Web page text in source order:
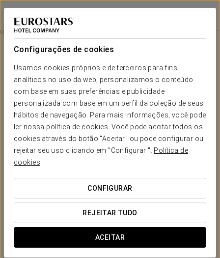
Configurações de cookies
Usamos cookies próprios e de terceiros para fins
analíticos no uso da web, personalizamos o conteúdo
com base em suas preferências e publicidade
personalizada com base em um perfil da coleção de seus
hábitos de navegação. Para mais informações, você pode
ler nossa política de cookies. Você pode aceitar todos os
cookies através do botão "Aceitar" ou pode configurar ou
rejeitar seu uso clicando em "Configurar ". Política de
cookies
CONFIGURAR
REJEITAR TUDO
ACEITAR
Áurea Convento Capuchinos
SEGÓVIA
Experiência Spa Em Casal
80€
Experiência Spa em casal
Para quem procura relaxar juntos no Áurea Convento
Sem rotinas, sem pressas, tudo pensado para desligar
do mundo e voltar a conectar-se um com o outro. Uma
oportunidade perfeita para relaxar juntos e esquecer o
stress.